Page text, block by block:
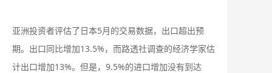
亚洲投资者评估了日本5月的交易数据，出口超出预
期。出口同比增加13.5%，而路透社调查的经济学家估
计出口增加13%。但是，9.5%的进口增加没有到达